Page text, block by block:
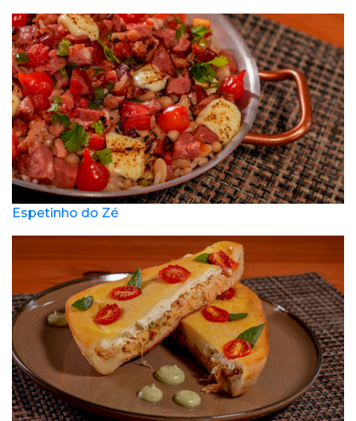
Espetinho do Zé